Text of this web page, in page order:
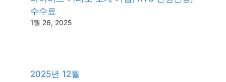
수수료
1월 26, 2025
2025년 12월